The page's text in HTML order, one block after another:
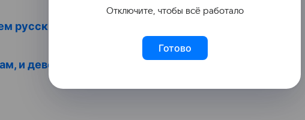
русскими
и девочкам
Отключите, чтобы всё работало
Готово